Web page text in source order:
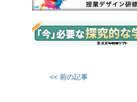
<< 前の記事